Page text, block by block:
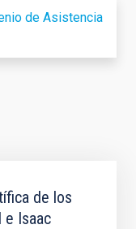
de Asistencia
de los
e Isaac